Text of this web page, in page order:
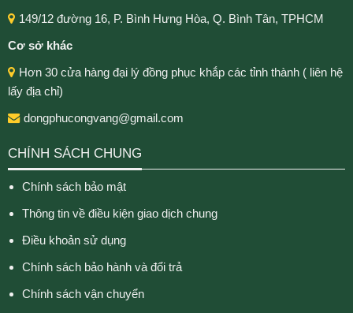
149/12 đường 16, P. Bình Hưng Hòa, Q. Bình Tân, TPHCM
Cơ sở khác
Hơn 30 cửa hàng đại lý đồng phục khắp các tỉnh thành ( liên hệ
lấy địa chỉ)
dongphucongvang@gmail.com
CHÍNH SÁCH CHUNG
Chính sách bảo mật
Thông tin về điều kiện giao dịch chung
Điều khoản sử dụng
Chính sách bảo hành và đổi trả
Chính sách vận chuyển